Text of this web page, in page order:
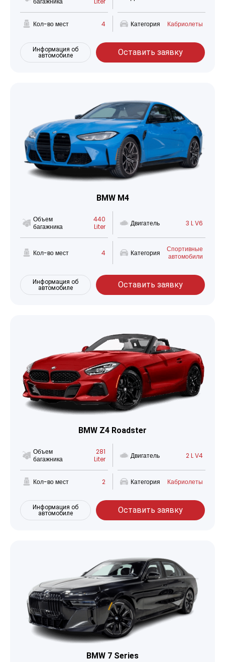
Кол-во мест 4 Категория Кабриолеты
Информация об
автомобиле
Оставить заявку
BMW M4
Объем
багажника
440
Liter
Двигатель 3 L V6
Кол-во мест 4 Категория
Спортивные
автомобили
Информация об
автомобиле
Оставить заявку
BMW Z4 Roadster
Объем
багажника
281
Liter
Двигатель 2 L V4
Кол-во мест 2 Категория Кабриолеты
Информация об
автомобиле
Оставить заявку
BMW 7 Series